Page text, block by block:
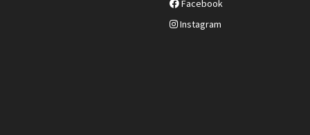
Facebook
Instagram